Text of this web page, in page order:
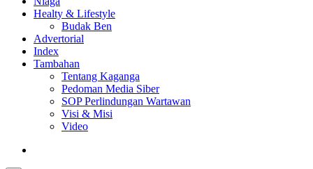
Healty & Lifestyle
Budak Ben
Advertorial
Index
Tambahan
Tentang Kaganga
Pedoman Media Siber
SOP Perlindungan Wartawan
Visi & Misi
Video